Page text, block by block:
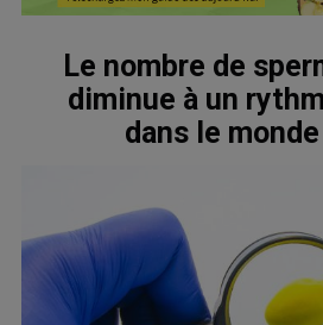
Le nombre de
diminue à un
dans le